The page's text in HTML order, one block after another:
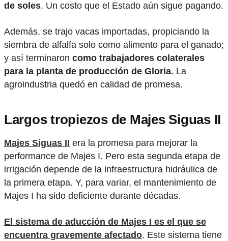
de soles. Un costo que el Estado aún sigue pagando.
Además, se trajo vacas importadas, propiciando la
siembra de alfalfa solo como alimento para el ganado;
y así terminaron como trabajadores colaterales
para la planta de producción de Gloria. La
agroindustria quedó en calidad de promesa.
Largos tropiezos de Majes Siguas II
Majes Siguas II era la promesa para mejorar la
performance de Majes I. Pero esta segunda etapa de
irrigación depende de la infraestructura hidráulica de
la primera etapa. Y, para variar, el mantenimiento de
Majes I ha sido deficiente durante décadas.
El sistema de aducción de Majes I es el que se
encuentra gravemente afectado. Este sistema tiene